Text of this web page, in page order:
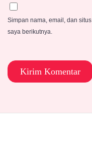
Simpan nama, email, dan
saya berikutnya.